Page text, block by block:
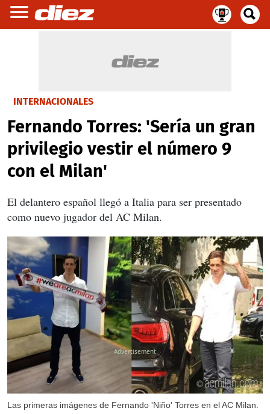
INTERNACIONALES
Fernando Torres: 'Sería un gran
privilegio vestir el número 9
con el Milan'
El delantero español llegó a Italia para ser presentado
como nuevo jugador del AC Milan.
Las primeras imágenes de Fernando 'Niño' Torres en el AC Milan.
X